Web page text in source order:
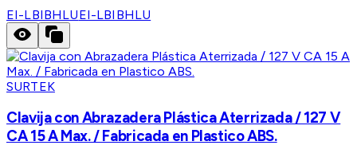
EI-LBIBHLUEI-LBIBHLU
SURTEK
Clavija con Abrazadera Plástica Aterrizada / 127 V
CA 15 A Max. / Fabricada en Plastico ABS.